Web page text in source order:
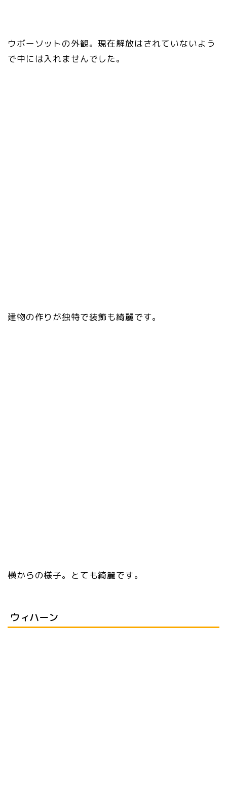
ウボーソットの外観。現在解放はされていないよう
で中には入れませんでした。
建物の作りが独特で装飾も綺麗です。
横からの様子。とても綺麗です。
ウィハーン